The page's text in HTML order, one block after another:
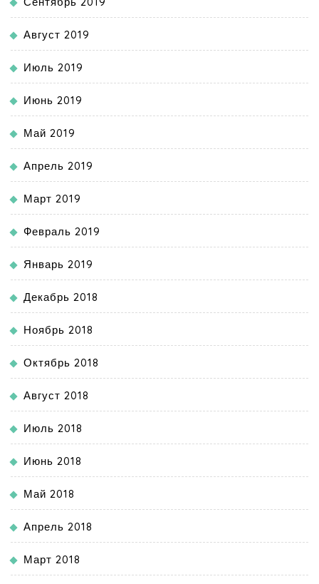
Август 2019
Июль 2019
Июнь 2019
Май 2019
Апрель 2019
Март 2019
Февраль 2019
Январь 2019
Декабрь 2018
Ноябрь 2018
Октябрь 2018
Август 2018
Июль 2018
Июнь 2018
Май 2018
Апрель 2018
Март 2018